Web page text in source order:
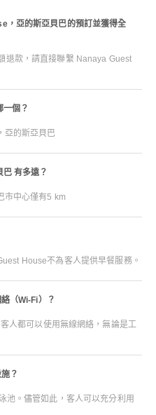
，亞的斯亞貝巴的預訂並獲得全
退款，請直接聯繫 Nanaya Guest
個？
亞的斯亞貝巴
有多遠？
市中心僅有5 km
House不為客人提供早餐服務。
（Wi-Fi）？
人都可以使用無線網絡，無論是工
？
池。儘管如此，客人可以充分利用